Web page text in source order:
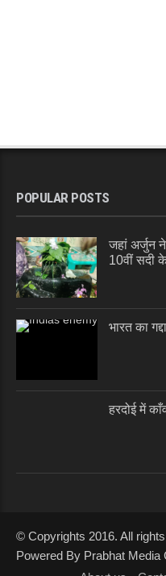
POPULAR POSTS
जहां अर्जुन
10वीं सदी
भारत का
हरदोई में
© Copyrights 2016. All
Powered By Prabhat Media